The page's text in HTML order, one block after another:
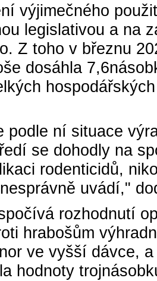
výjimečného
legislativou a na
Z toho v březnu
dosáhla
podle ní situace
se dohodly na
rodenticidů,
uvádí,"
rozhodnutí
hrabošům
ve vyšší dávce,
hodnoty